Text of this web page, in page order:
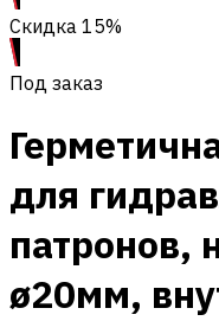
Скидка 15%
Под заказ
для
патронов,
ø20мм,